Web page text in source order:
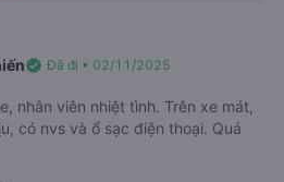
verified Đã đi • 02/11/2025
nhân viên nhiệt tình. Trên xe mát,
có nvs và ổ sạc điện thoại. Quá